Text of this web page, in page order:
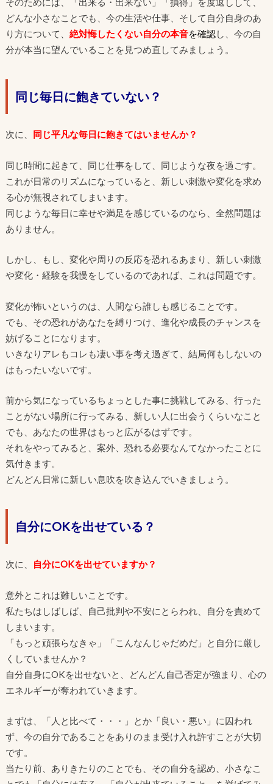
どんな小さなことでも、今の生活や仕事、そして自分自身のあ
り方について、 絶対悔したくない自分の本音を確認し、今の自
分が本当に望んでいることを見つめ直してみましょう。
同じ毎日に飽きていない？
次に、 同じ平凡な毎日に飽きてはいませんか？
同じ時間に起きて、同じ仕事をして、同じような夜を過ごす。
これが日常のリズムになっていると、新しい刺激や変化を求め
る心が無視されてしまいます。
同じような毎日に幸せや満足を感じているのなら、全然問題は
ありません。
しかし、もし、変化や周りの反応を恐れるあまり、新しい刺激
や変化・経験を我慢をしているのであれば、これは問題です。
変化が怖いというのは、人間なら誰しも感じることです。
でも、その恐れがあなたを縛りつけ、進化や成長のチャンスを
妨げることになります。
いきなりアレもコレも凄い事を考え過ぎて、結局何もしないの
はもったいないです。
前から気になっているちょっとした事に挑戦してみる、行った
ことがない場所に行ってみる、新しい人に出会うくらいなこと
でも、あなたの世界はもっと広がるはずです。
それをやってみると、案外、恐れる必要なんてなかったことに
気付きます。
どんどん日常に新しい息吹を吹き込んでいきましょう。
自分にOKを出せている？
次に、 自分にOKを出せていますか？
意外とこれは難しいことです。
私たちはしばしば、自己批判や不安にとらわれ、自分を責めて
しまいます。
「もっと頑張らなきゃ」「こんなんじゃだめだ」と自分に厳し
くしていませんか？
自分自身にOKを出せないと、どんどん自己否定が強まり、心の
エネルギーが奪われていきます。
まずは、「人と比べて・・・」とか「良い・悪い」に囚われ
ず、今の自分であることをありのまま受け入れ許すことが大切
です。
当たり前、ありきたりのことでも、その自分を認め、小さなこ